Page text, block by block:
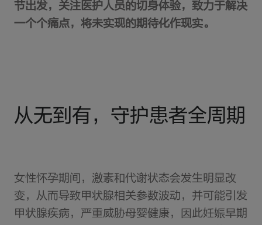
节出发，关注医护人员的切身体验，致力于解决
一个个痛点，将未实现的期待化作现实。
从无到有，守护患者全周期
女性怀孕期间，激素和代谢状态会发生明显改
变，从而导致甲状腺相关参数波动，并可能引发
甲状腺疾病，严重威胁母婴健康，因此妊娠早期